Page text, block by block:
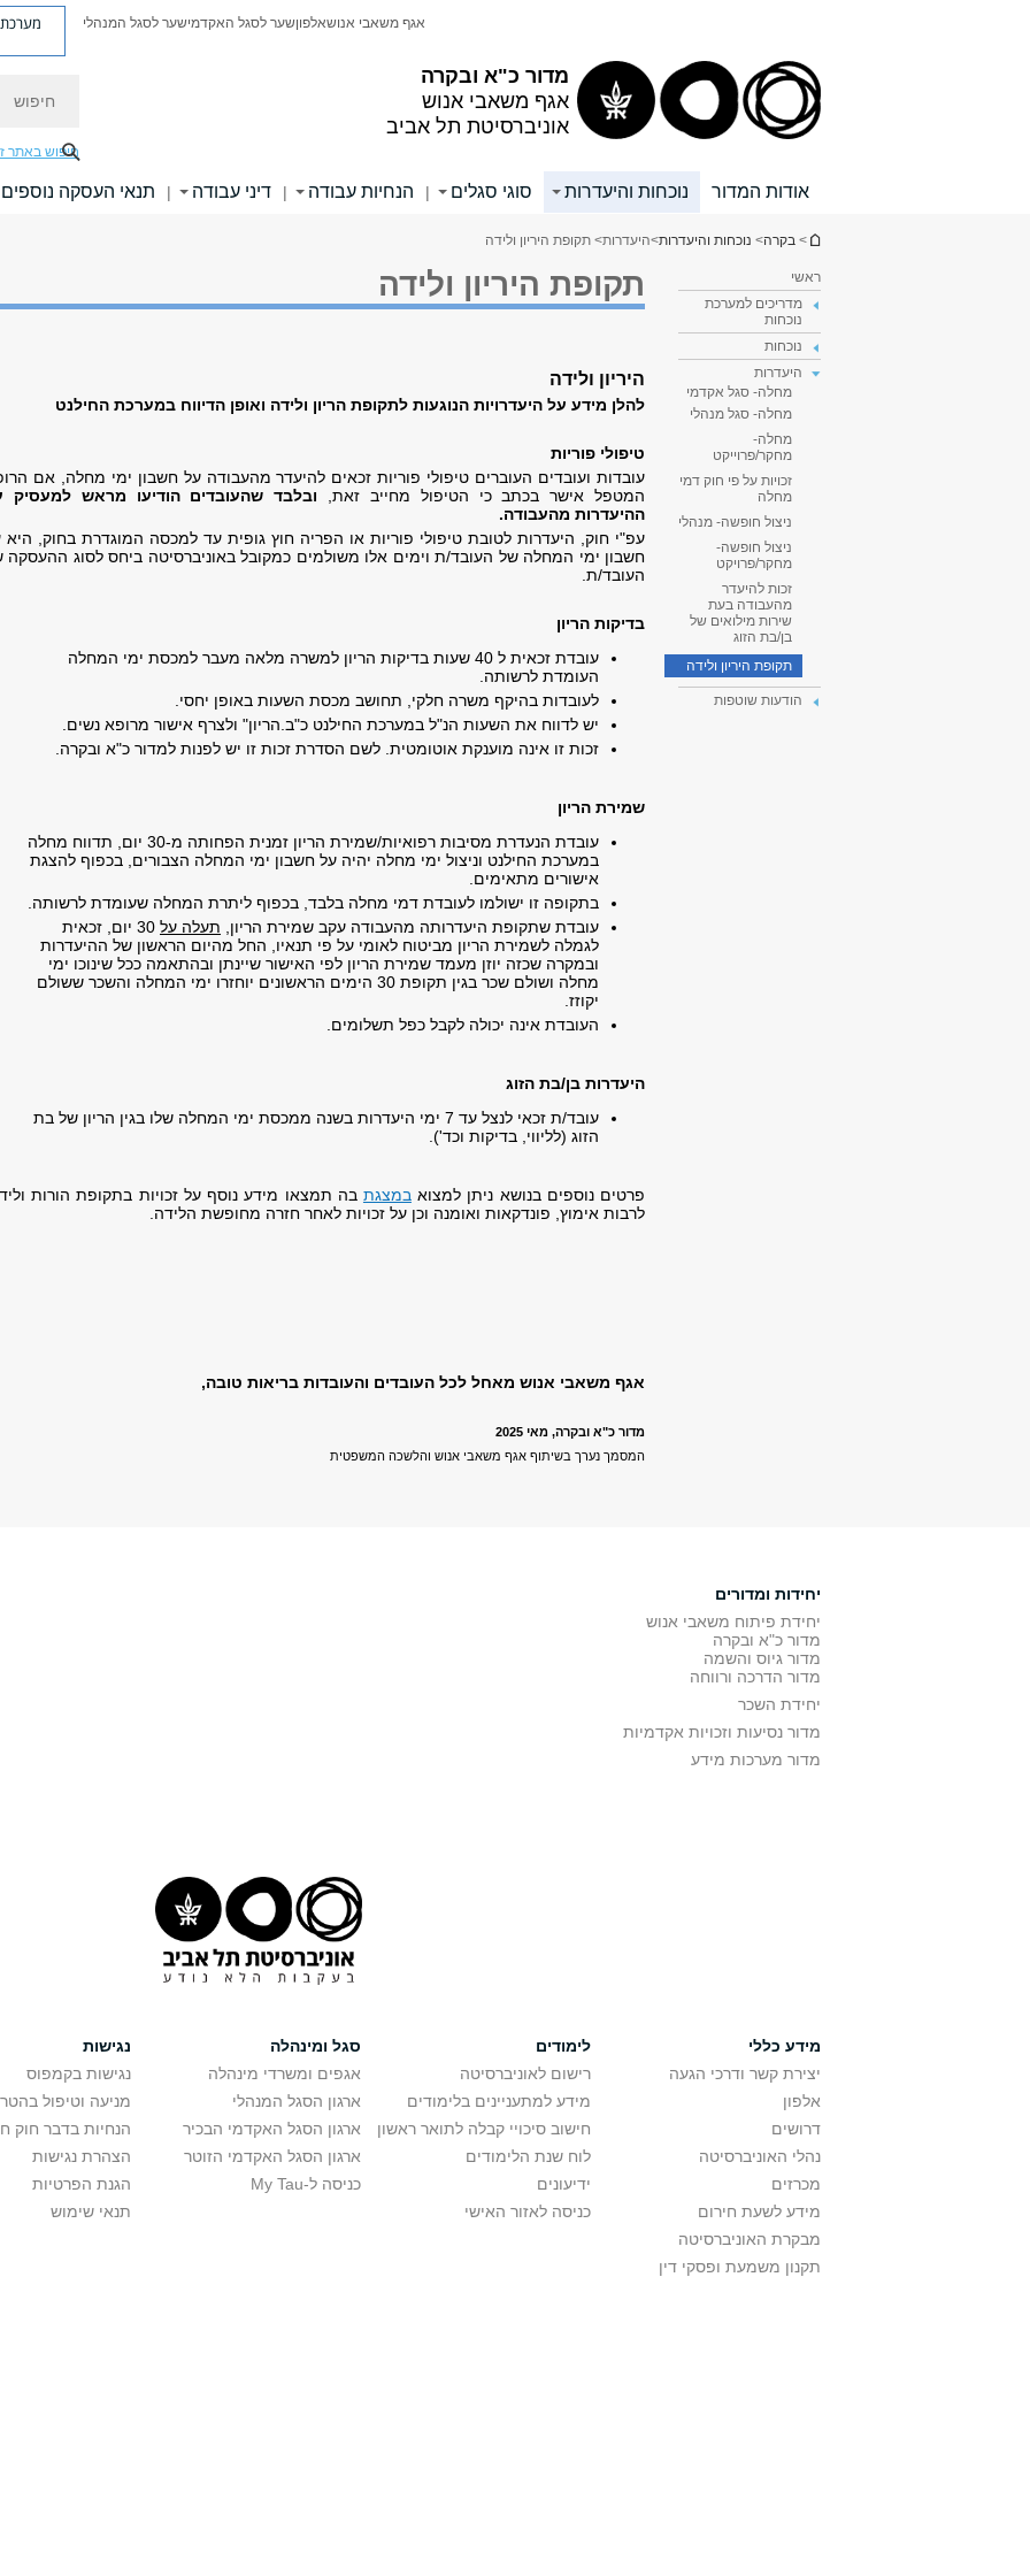
מדור כ"א ובקרה
אגף משאבי אנוש
אוניברסיטת תל אביב
אגף משאבי אנושאלפוןשער לסגל האקדמישער לסגל המנהלי מערכת
חיפוש באתר
אודות המדור נוכחות והיעדרות סוגי סגלים | הנחיות עבודה | דיני עבודה | תנאי העסקה נוספים
הינך נמצא כאן
> בקרה> נוכחות והיעדרות>היעדרות> תקופת היריון ולידה
ראשי
מדריכים למערכת
נוכחות
נוכחות
היעדרות
מחלה- סגל אקדמי
מחלה- סגל מנהלי
מחלה-
מחקר/פרוייקט
זכויות על פי חוק דמי
מחלה
ניצול חופשה- מנהלי
ניצול חופשה-
מחקר/פרויקט
זכות להיעדר
מהעבודה בעת
שירות מילואים של
בן/בת הזוג
תקופת היריון ולידה
הודעות שוטפות
תקופת היריון ולידה
היריון ולידה
להלן מידע על היעדרויות הנוגעות לתקופת הריון ולידה ואופן הדיווח במערכת החילנט
טיפולי פוריות
עובדות ועובדים העוברים טיפולי פוריות זכאים להיעדר מהעבודה על חשבון ימי מחלה, אם
המטפל אישר בכתב כי הטיפול מחייב זאת, ובלבד שהעובדים הודיעו מראש למעסיק
ההיעדרות מהעבודה.
עפ"י חוק, היעדרות לטובת טיפולי פוריות או הפריה חוץ גופית עד למכסה המוגדרת בחוק, היא
חשבון ימי המחלה של העובד/ת וימים אלו משולמים כמקובל באוניברסיטה ביחס לסוג ההעסקה
העובד/ת.
בדיקות הריון
עובדת זכאית ל 40 שעות בדיקות הריון למשרה מלאה מעבר למכסת ימי המחלה
העומדת לרשותה.
לעובדות בהיקף משרה חלקי, תחושב מכסת השעות באופן יחסי.
יש לדווח את השעות הנ"ל במערכת החילנט כ"ב.הריון" ולצרף אישור מרופא נשים.
זכות זו אינה מוענקת אוטומטית. לשם הסדרת זכות זו יש לפנות למדור כ"א ובקרה.
שמירת הריון
עובדת הנעדרת מסיבות רפואיות/שמירת הריון זמנית הפחותה מ-30 יום, תדווח מחלה
במערכת החילנט וניצול ימי מחלה יהיה על חשבון ימי המחלה הצבורים, בכפוף להצגת
אישורים מתאימים.
בתקופה זו ישולמו לעובדת דמי מחלה בלבד, בכפוף ליתרת המחלה שעומדת לרשותה.
עובדת שתקופת היעדרותה מהעבודה עקב שמירת הריון, תעלה על
30 יום, זכאית
לגמלה לשמירת הריון מביטוח לאומי על פי תנאיו, החל מהיום הראשון של ההיעדרות
ובמקרה שכזה יוזן מעמד שמירת הריון לפי האישור שיינתן ובהתאמה ככל שינוכו ימי
מחלה ושולם שכר בגין תקופת 30 הימים הראשונים יוחזרו ימי המחלה והשכר ששולם
יקוזז.
העובדת אינה יכולה לקבל כפל תשלומים.
היעדרות בן/בת הזוג
עובד/ת זכאי לנצל עד 7 ימי היעדרות בשנה ממכסת ימי המחלה שלו בגין הריון של בת
הזוג (לליווי, בדיקות וכד').
פרטים נוספים בנושא ניתן למצואבמצגת בה תמצאו מידע נוסף על זכויות בתקופת הורות
לרבות אימוץ, פונדקאות ואומנה וכן על זכויות לאחר חזרה מחופשת הלידה.
אגף משאבי אנוש מאחל לכל העובדים והעובדות בריאות טובה,
מדור כ"א ובקרה, מאי 2025
המסמך נערך בשיתוף אגף משאבי אנוש והלשכה המשפטית
יחידות ומדורים
יחידת פיתוח משאבי אנוש
מדור כ"א ובקרה
מדור גיוס והשמה
מדור הדרכה ורווחה
יחידת השכר
מדור נסיעות וזכויות אקדמיות
מדור מערכות מידע
מידע כללי
יצירת קשר ודרכי הגעה
אלפון
דרושים
נהלי האוניברסיטה
מכרזים
מידע לשעת חירום
מבקרת האוניברסיטה
תקנון משמעת ופסקי דין
לימודים
רישום לאוניברסיטה
מידע למתעניינים בלימודים
חישוב סיכויי קבלה לתואר ראשון
לוח שנת הלימודים
ידיעונים
כניסה לאזור האישי
סגל ומינהלה
אגפים ומשרדי מינהלה
ארגון הסגל המנהלי
ארגון הסגל האקדמי הבכיר
ארגון הסגל האקדמי הזוטר
כניסה ל-My Tau
נגישות
נגישות בקמפוס
מניעה וטיפול
הנחיות בדבר חוק
הצהרת נגישות
הגנת הפרטיות
תנאי שימוש